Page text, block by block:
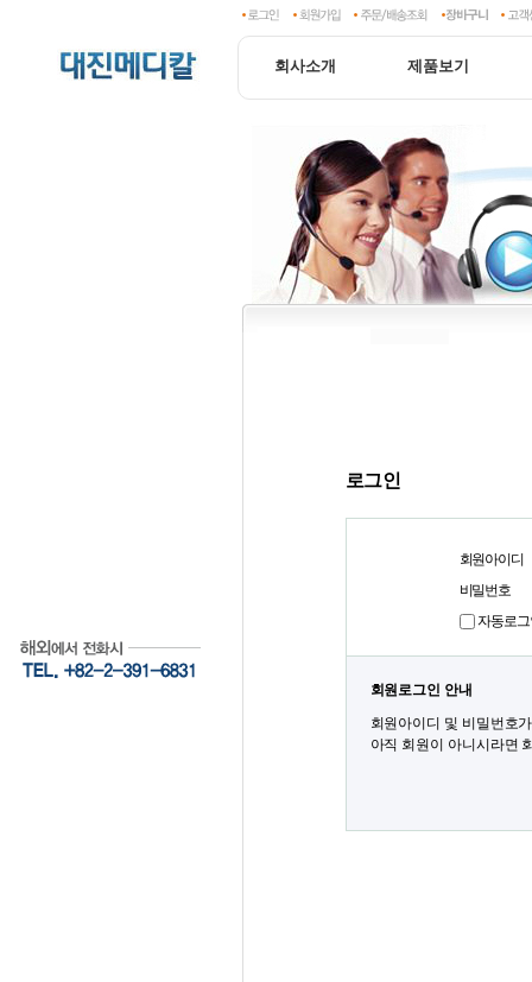
회사소개 제품보기
로그인
회원아이디
비밀번호
자동로그
회원로그인 안내
회원아이디 및 비밀번호
아직 회원이 아니시라면